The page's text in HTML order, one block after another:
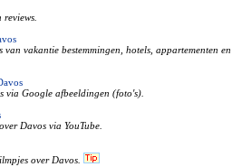
reviews.
van vakantie bestemmingen, hotels, appartementen en
via Google afbeeldingen (foto's).
Davos via YouTube.
over Davos.